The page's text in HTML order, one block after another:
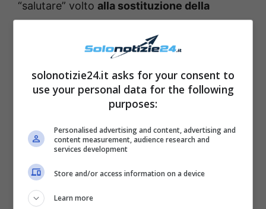
“salutare” volto alla sostituzione della
colazione con soltanto l’acqua ricca di
“nutrienti preziosi”, che secondo chi accusa
lo spot, non può certo bastare in luogo del
pasto più importante della giornata.
comunicativo ripetitivo anche negli altri
spot dello stesso brand
nuovo succo di frutta Succoso Zero, dove
ancora si fa accenno al salto dei pasti come
solonotizie24.it asks for your consent to
use your personal data for the following
purposes:
Personalised advertising and content, advertising and
content measurement, audience research and
services development
Store and/or access information on a device
Learn more